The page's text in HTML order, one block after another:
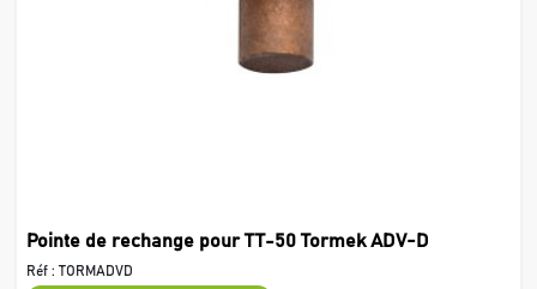
Pointe de rechange pour TT-50 Tormek ADV-D
Réf :TORMADVD